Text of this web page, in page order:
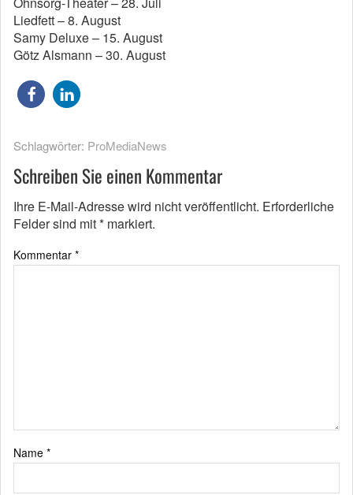
Liedfett – 8. August
Samy Deluxe – 15. August
Götz Alsmann – 30. August
Schlagwörter: ProMediaNews
Schreiben Sie einen Kommentar
Ihre E-Mail-Adresse wird nicht veröffentlicht. Erforderliche
Felder sind mit* markiert.
Kommentar *
Name *